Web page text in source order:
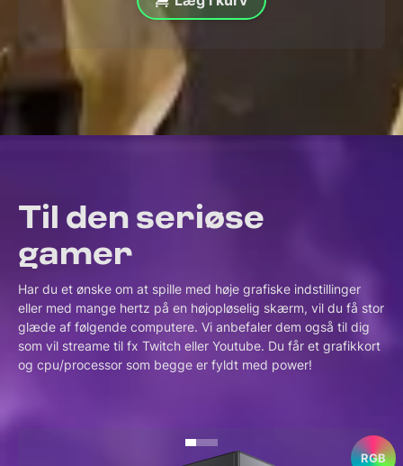
Til den seriøse
gamer
Har du et ønske om at spille med høje grafiske indstillinger
eller med mange hertz på en højopløselig skærm, vil du få stor
glæde af følgende computere. Vi anbefaler dem også til dig
som vil streame til fx Twitch eller Youtube. Du får et grafikkort
og cpu/processor som begge er fyldt med power!
RGB
RGB